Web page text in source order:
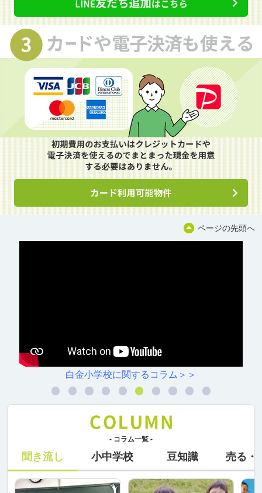
ページの先頭へ
白金小学校に関するコラム＞＞
- コラム一覧 -
聞き流し 小中学校 豆知識 売る・